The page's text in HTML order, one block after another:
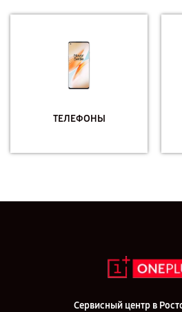
ТЕЛЕФОНЫ
Сервисный центр в